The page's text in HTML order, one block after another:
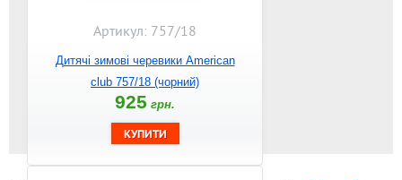
Артикул: 757/18
Дитячі зимові черевики American
club 757/18 (чорний)
925 грн.